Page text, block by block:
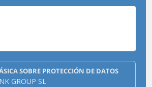
SOBRE PROTECCIÓN DE DATOS
GROUP SL